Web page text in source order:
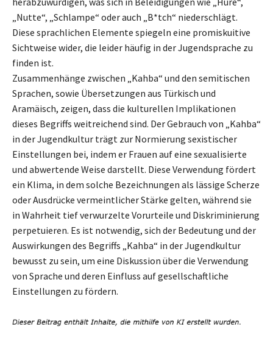
„Nutte“, „Schlampe“ oder auch „B*tch“ niederschlägt.
Diese sprachlichen Elemente spiegeln eine promiskuitive
Sichtweise wider, die leider häufig in der Jugendsprache zu
finden ist.
Zusammenhänge zwischen „Kahba“ und den semitischen
Sprachen, sowie Übersetzungen aus Türkisch und
Aramäisch, zeigen, dass die kulturellen Implikationen
dieses Begriffs weitreichend sind. Der Gebrauch von „Kahba“
in der Jugendkultur trägt zur Normierung sexistischer
Einstellungen bei, indem er Frauen auf eine sexualisierte
und abwertende Weise darstellt. Diese Verwendung fördert
ein Klima, in dem solche Bezeichnungen als lässige Scherze
oder Ausdrücke vermeintlicher Stärke gelten, während sie
in Wahrheit tief verwurzelte Vorurteile und Diskriminierung
perpetuieren. Es ist notwendig, sich der Bedeutung und der
Auswirkungen des Begriffs „Kahba“ in der Jugendkultur
bewusst zu sein, um eine Diskussion über die Verwendung
von Sprache und deren Einfluss auf gesellschaftliche
Einstellungen zu fördern.